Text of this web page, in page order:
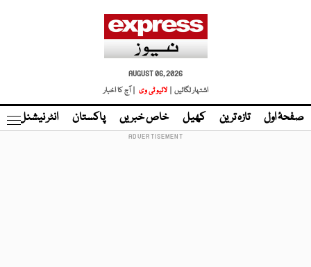
AUGUST 06, 2026
اشتہار لگائیں |
لائیو ٹی وی | آج کا اخبار
صفحۂ اول تازہ ترین کھیل خاص خبریں پاکستان انٹر نیشنل